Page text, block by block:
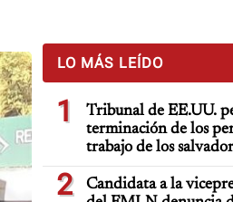
LO MÁS LEÍDO
1
Tribunal de EE.UU.
terminación de los
trabajo de los
TPS
2
Candidata a la